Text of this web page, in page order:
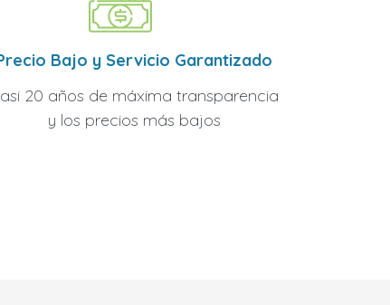
Bajo y Servicio Garantizado
20 años de máxima transparencia
y los precios más bajos